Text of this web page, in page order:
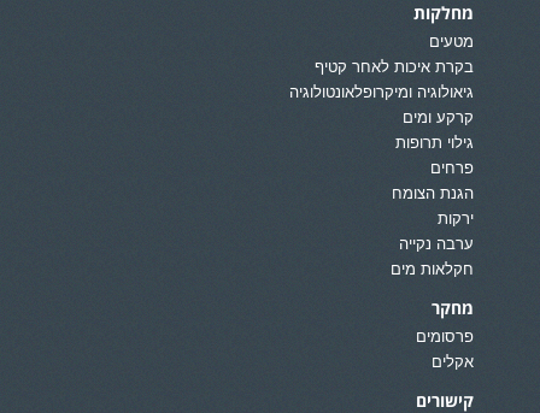
מחלקות
מטעים
בקרת איכות לאחר קטיף
גיאולוגיה ומיקרופלאונטולוגיה
קרקע ומים
גילוי תרופות
פרחים
הגנת הצומח
ירקות
ערבה נקייה
חקלאות מים
מחקר
פרסומים
אקלים
קישורים